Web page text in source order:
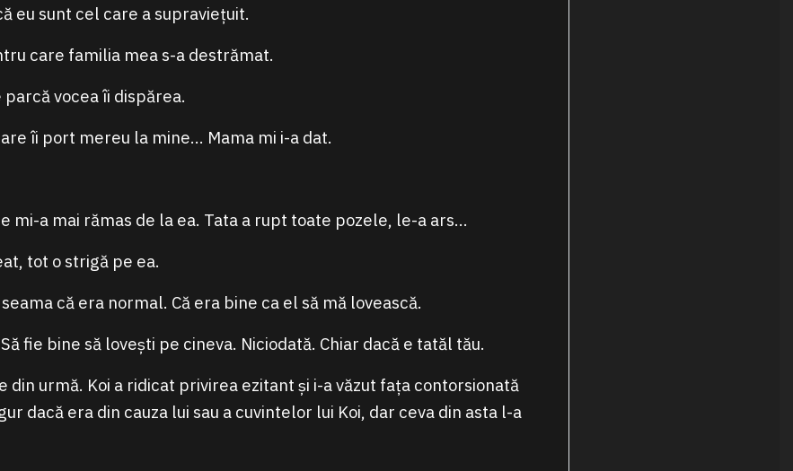
eu sunt cel care a supraviețuit.
care familia mea s-a destrămat.
vocea îi dispărea.
îi port mereu la mine… Mama mi i-a dat.
mi-a mai rămas de la ea. Tata a rupt toate pozele, le-a ars…
tot o strigă pe ea.
că era normal. Că era bine ca el să mă lovească.
fie bine să lovești pe cineva. Niciodată. Chiar dacă e tatăl tău.
din urmă. Koi a ridicat privirea ezitant și i-a văzut fața contorsionată
dacă era din cauza lui sau a cuvintelor lui Koi, dar ceva din asta l-a